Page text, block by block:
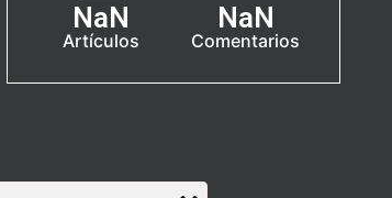
NaN
Artículos
NaN
Comentarios